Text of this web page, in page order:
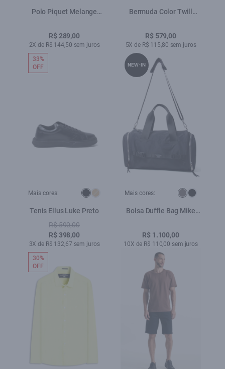
Polo Piquet Melange
R$ 289,00
2X de R$ 144,50 sem juros
Bermuda Color Twill
R$ 579,00
5X de R$ 115,80 sem juros
Mais cores:
Tenis Ellus Luke Preto
R$ 590,00
R$ 398,00
3X de R$ 132,67 sem juros
33%
OFF
Mais cores:
Bolsa Duffle Bag Mike
R$ 1.100,00
10X de R$ 110,00 sem juros
NEW-IN
30%
OFF